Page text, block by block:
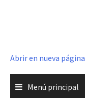
Abrir en nueva página
Menú principal